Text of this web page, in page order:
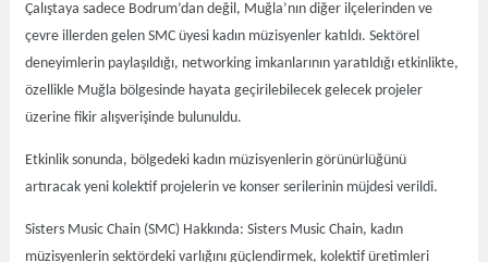
Çalıştaya sadece Bodrum’dan değil, Muğla’nın diğer ilçelerinden ve
çevre illerden gelen SMC üyesi kadın müzisyenler katıldı. Sektörel
deneyimlerin paylaşıldığı, networking imkanlarının yaratıldığı etkinlikte,
özellikle Muğla bölgesinde hayata geçirilebilecek gelecek projeler
üzerine fikir alışverişinde bulunuldu.
Etkinlik sonunda, bölgedeki kadın müzisyenlerin görünürlüğünü
artıracak yeni kolektif projelerin ve konser serilerinin müjdesi verildi.
Sisters Music Chain (SMC) Hakkında: Sisters Music Chain, kadın
müzisyenlerin sektördeki varlığını güçlendirmek, kolektif üretimleri